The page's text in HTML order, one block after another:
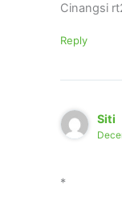
Cinangsi
Reply
Siti
*